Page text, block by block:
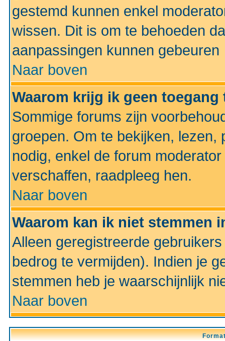
gestemd kunnen enkel
wissen. Dit is om te behoeden
aanpassingen kunnen gebeuren
Naar boven
Waarom krijg ik geen
Sommige forums zijn
groepen. Om te bekijken, lezen,
nodig, enkel de forum
verschaffen, raadpleeg hen.
Naar boven
Waarom kan ik niet stemmen
Alleen geregistreerde
bedrog te vermijden). Indien je
stemmen heb je waarschijnlijk
Naar boven